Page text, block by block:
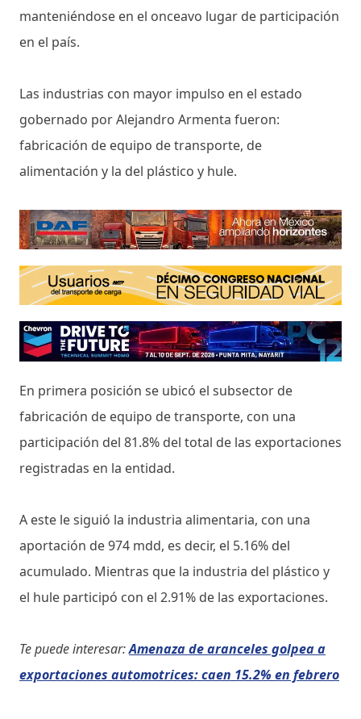
manteniéndose en el onceavo lugar de participación
en el país.
Las industrias con mayor impulso en el estado
gobernado por Alejandro Armenta fueron:
fabricación de equipo de transporte, de
alimentación y la del plástico y hule.
En primera posición se ubicó el subsector de
fabricación de equipo de transporte, con una
participación del 81.8% del total de las exportaciones
registradas en la entidad.
A este le siguió la industria alimentaria, con una
aportación de 974 mdd, es decir, el 5.16% del
acumulado. Mientras que la industria del plástico y
el hule participó con el 2.91% de las exportaciones.
Te puede interesar:Amenaza de aranceles golpea a
exportaciones automotrices: caen 15.2% en febrero